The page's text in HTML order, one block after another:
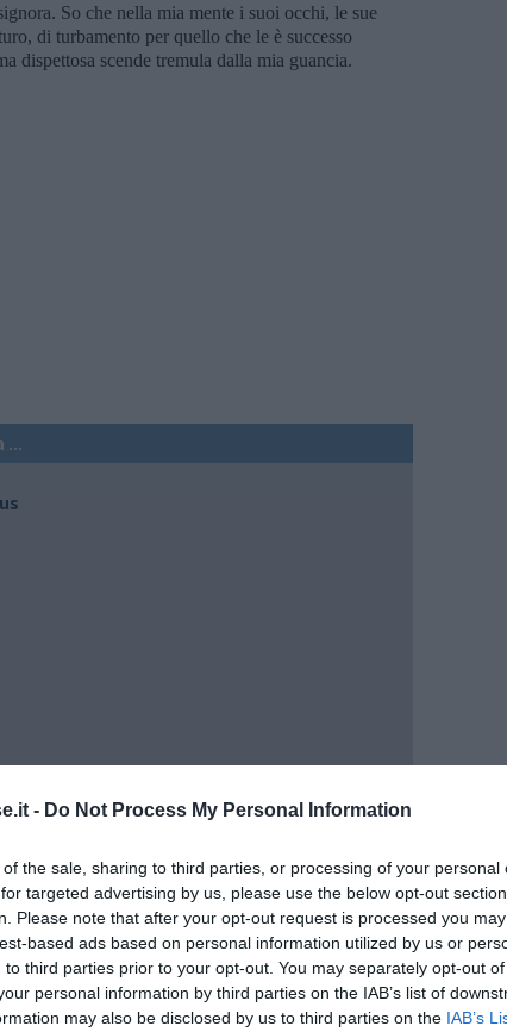
- Do Not Process My Personal Information
the sale, sharing to third parties, or processing of your personal
targeted advertising by us, please use the below opt-out
Please note that after your opt-out request is processed you may
based ads based on personal information utilized by us or
to third parties prior to your opt-out. You may separately opt-out
personal information by third parties on the IAB’s list of
may also be disclosed by us to third parties on the IAB’s
So che nella mia mente i suoi occhi, le sue
di turbamento per quello che le è successo
dispettosa scende tremula dalla mia guancia.
...